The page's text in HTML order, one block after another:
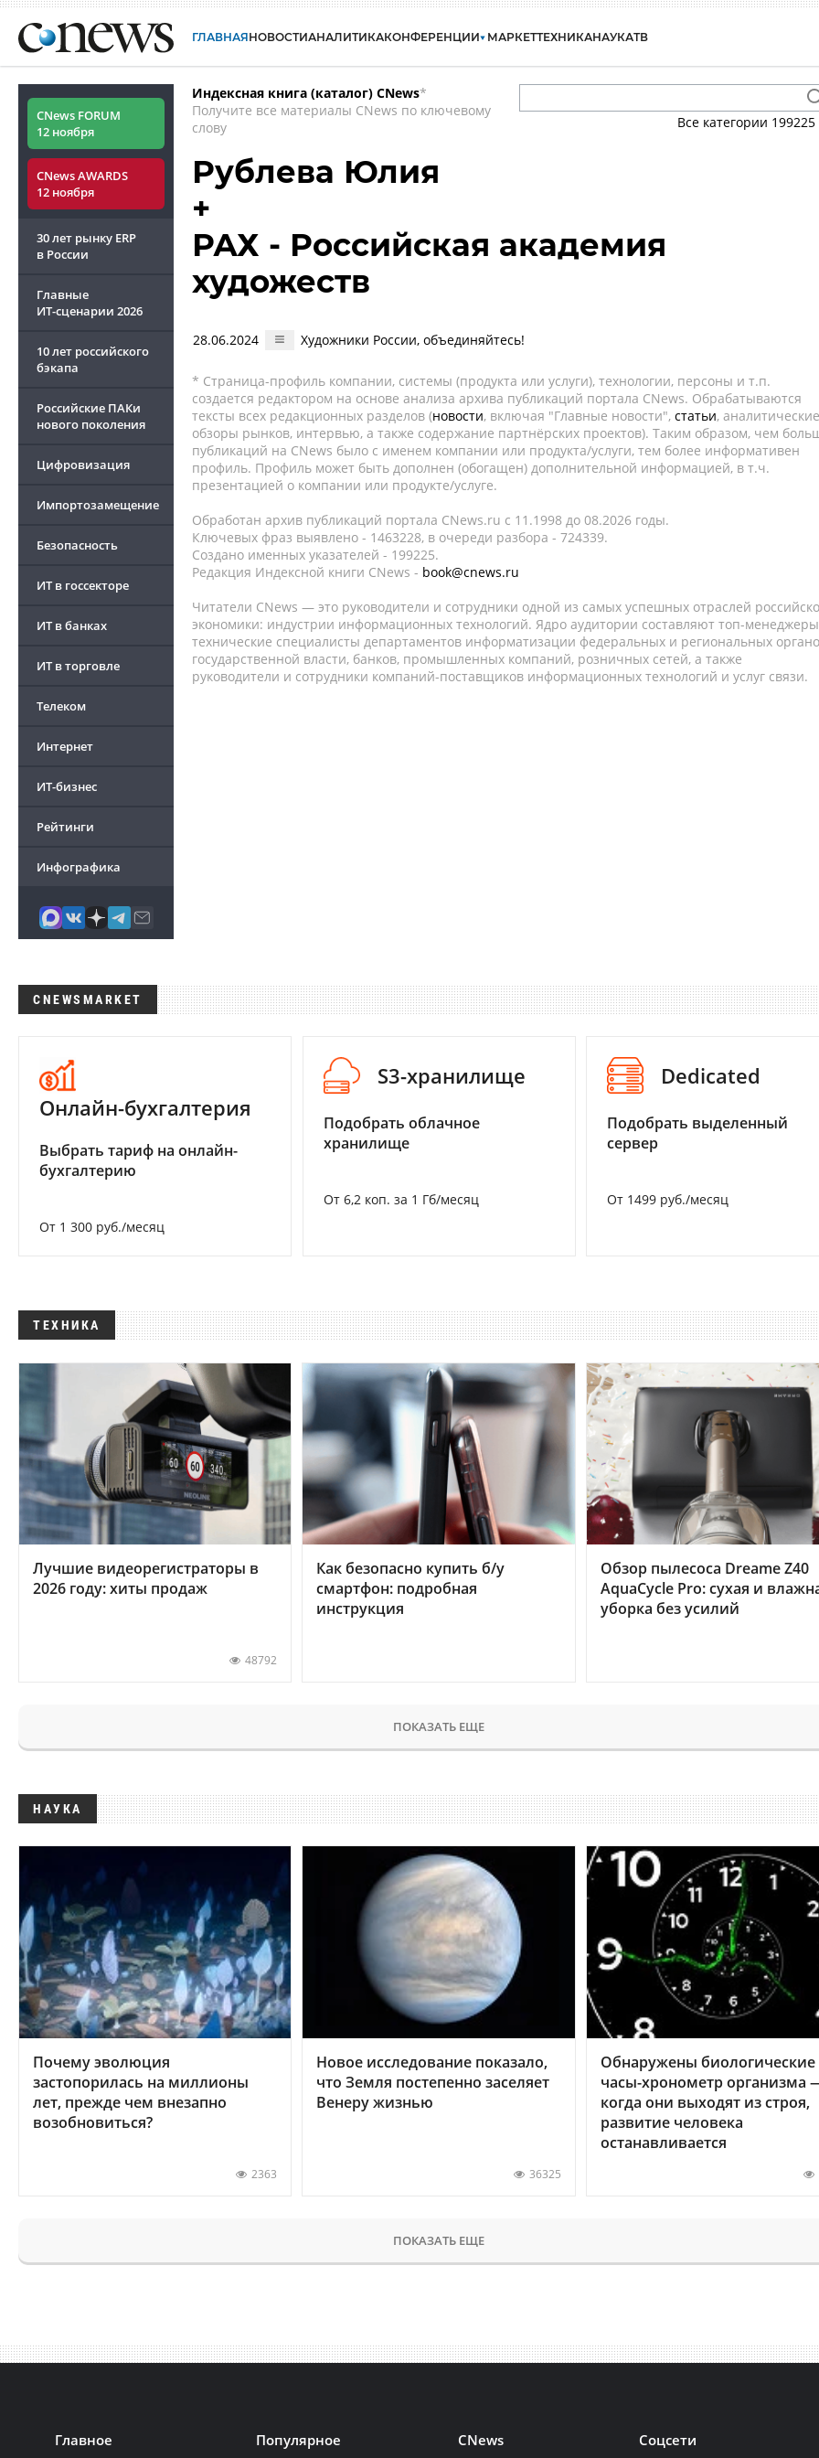
ГЛАВНАЯНОВОСТИАНАЛИТИКАКОНФЕРЕНЦИИ МАРКЕТТЕХНИКАНАУКАТВ
CNews FORUM
12 ноября
CNews AWARDS
12 ноября
30 лет рынку ERP
в России
Главные
ИТ-сценарии 2026
10 лет российского
бэкапа
Российские ПАКи
нового поколения
Цифровизация
Импортозамещение
Безопасность
ИТ в госсекторе
ИТ в банках
ИТ в торговле
Телеком
Интернет
ИТ-бизнес
Рейтинги
Инфографика
Индексная книга (каталог) CNews*
Получите все материалы CNews по ключевому
слову
Все категории 199225
Рублева Юлия
+
РАХ - Российская академия
художеств
28.06.2024 Художники России, объединяйтесь!
* Страница-профиль компании, системы (продукта или услуги), технологии, персоны и т.п.
создается редактором на основе анализа архива публикаций портала CNews. Обрабатываются
тексты всех редакционных разделов (новости, включая "Главные новости", статьи, аналитические
обзоры рынков, интервью, а также содержание партнёрских проектов). Таким образом, чем
публикаций на CNews было с именем компании или продукта/услуги, тем более информативен
профиль. Профиль может быть дополнен (обогащен) дополнительной информацией, в т.ч.
презентацией о компании или продукте/услуге.
Обработан архив публикаций портала CNews.ru c 11.1998 до 08.2026 годы.
Ключевых фраз выявлено - 1463228, в очереди разбора - 724339.
Создано именных указателей - 199225.
Редакция Индексной книги CNews - book@cnews.ru
Читатели CNews — это руководители и сотрудники одной из самых успешных отраслей
экономики: индустрии информационных технологий. Ядро аудитории составляют топ-
технические специалисты департаментов информатизации федеральных и региональных
государственной власти, банков, промышленных компаний, розничных сетей, а также
руководители и сотрудники компаний-поставщиков информационных технологий и услуг связи.
CNEWSMARKET
Онлайн-бухгалтерия
Выбрать тариф на онлайн-
бухгалтерию
От 1 300 руб./месяц
S3-хранилище
Подобрать облачное
хранилище
От 6,2 коп. за 1 Гб/месяц
Dedicated
Подобрать выделенный
сервер
От 1499 руб./месяц
ТЕХНИКА
Лучшие видеорегистраторы в
2026 году: хиты продаж
48792
Как безопасно купить б/у
смартфон: подробная
инструкция
Обзор пылесоса Dreame Z40
AquaCycle Pro: сухая и
уборка без усилий
ПОКАЗАТЬ ЕЩЕ
НАУКА
Почему эволюция
застопорилась на миллионы
лет, прежде чем внезапно
возобновиться?
2363
Новое исследование показало,
что Земля постепенно заселяет
Венеру жизнью
36325
Обнаружены биологические
часы-хронометр организма
когда они выходят из строя,
развитие человека
останавливается
ПОКАЗАТЬ ЕЩЕ
Главное Популярное CNews Соцсети